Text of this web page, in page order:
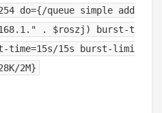
do={/queue simple add
. $roszj) burst-t
time=15s/15s burst-limi
2M}